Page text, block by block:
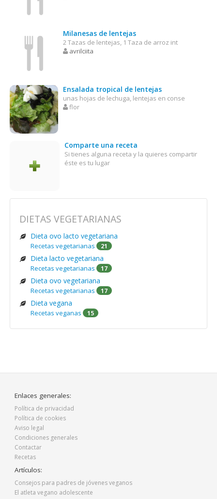
Milanesas de lentejas
2 Tazas de lentejas, 1 Taza de arroz int
avrilciita
Ensalada tropical de lentejas
unas hojas de lechuga, lentejas en conse
flor
Comparte una receta
Si tienes alguna receta y la quieres compartir
éste es tu lugar
DIETAS VEGETARIANAS
Dieta ovo lacto vegetariana
Recetas vegetarianas 21
Dieta lacto vegetariana
Recetas vegetarianas 17
Dieta ovo vegetariana
Recetas vegetarianas 17
Dieta vegana
Recetas veganas 15
Enlaces generales:
Política de privacidad
Política de cookies
Aviso legal
Condiciones generales
Contactar
Recetas
Artículos:
Consejos para padres de jóvenes veganos
El atleta vegano adolescente